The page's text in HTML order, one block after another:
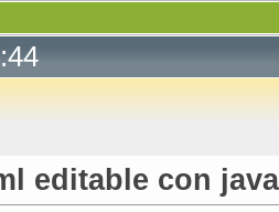
editable con